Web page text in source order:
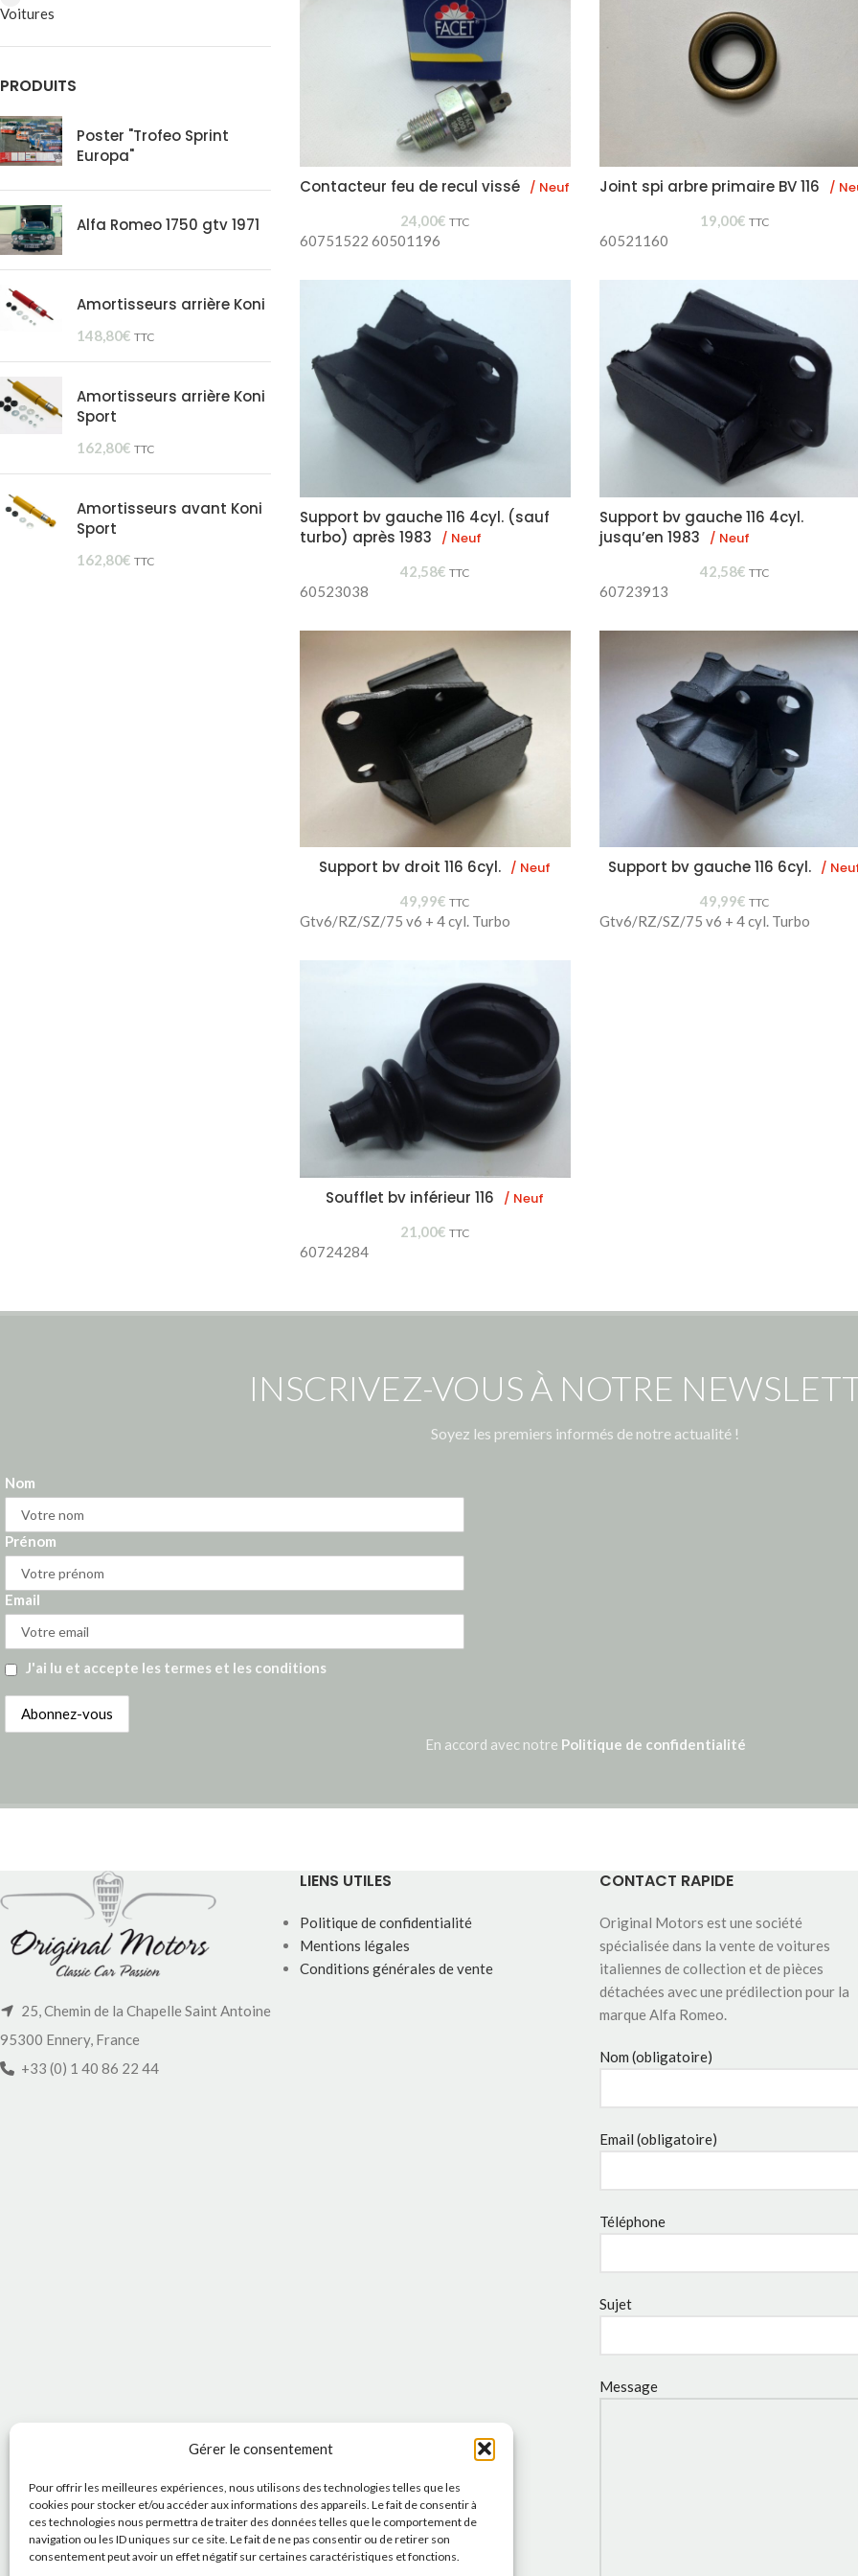
Gérer le consentement
Pour offrir les meilleures expériences, nous utilisons des technologies telles que les
cookies pour stocker et/ou accéder aux informations des appareils. Le fait de consentir à
ces technologies nous permettra de traiter des données telles que le comportement de
navigation ou les ID uniques sur ce site. Le fait de ne pas consentir ou de retirer son
consentement peut avoir un effet négatif sur certaines caractéristiques et fonctions.
Voitures
PRODUITS
Poster "Trofeo Sprint
Europa"
Alfa Romeo 1750 gtv 1971
Amortisseurs arrière Koni
148,80€ TTC
Amortisseurs arrière Koni
Sport
162,80€ TTC
Amortisseurs avant Koni
Sport
162,80€ TTC
Contacteur feu de recul vissé / Neuf
24,00€ TTC
60751522 60501196
Joint spi arbre primaire BV 116 /
19,00€ TTC
60521160
Support bv gauche 116 4cyl. (sauf
turbo) après 1983
/ Neuf
42,58€ TTC
60523038
Support bv gauche 116 4cyl.
jusqu’en 1983
/ Neuf
42,58€ TTC
60723913
Support bv droit 116 6cyl. / Neuf
49,99€ TTC
Gtv6/RZ/SZ/75 v6 + 4 cyl. Turbo
Support bv gauche 116 6cyl. /
49,99€ TTC
Gtv6/RZ/SZ/75 v6 + 4 cyl. Turbo
Soufflet bv inférieur 116 / Neuf
21,00€ TTC
60724284
INSCRIVEZ-VOUS À NOTRE
Soyez les premiers informés de notre actualité !
Nom
Prénom
Email
J'ai lu et accepte les termes et les conditions
En accord avec notre Politique de confidentialité
25, Chemin de la Chapelle Saint Antoine
95300 Ennery, France
+33 (0) 1 40 86 22 44
LIENS UTILES
Politique de confidentialité
Mentions légales
Conditions générales de vente
CONTACT RAPIDE
Original Motors est une société
spécialisée dans la vente de voitures
italiennes de collection et de pièces
détachées avec une prédilection pour la
marque Alfa Romeo.
Nom (obligatoire)
Email (obligatoire)
Téléphone
Sujet
Message